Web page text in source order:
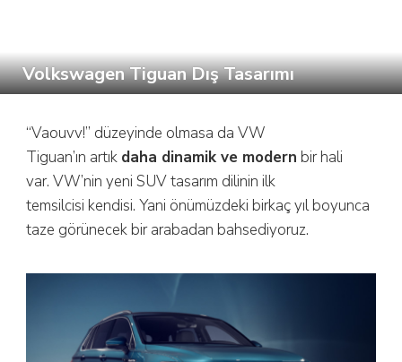
Volkswagen Tiguan Dış Tasarımı
“Vaouvv!” düzeyinde olmasa da VW
Tiguan’ın artık daha dinamik ve modern bir hali
var. VW’nin yeni SUV tasarım dilinin ilk
temsilcisi kendisi. Yani önümüzdeki birkaç yıl boyunca
taze görünecek bir arabadan bahsediyoruz.